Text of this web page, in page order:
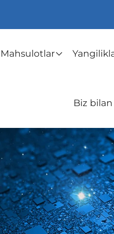
Mahsulotlar
Biz